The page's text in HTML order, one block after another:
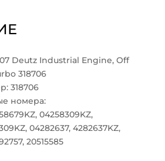
Deutz Industrial Engine, Off
318706
318706
номера:
04258309KZ,
04282637, 4282637KZ,
20515585